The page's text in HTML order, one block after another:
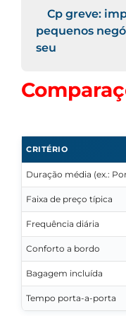
Cp greve:
pequenos
seu
CRITÉRIO
Duração média (ex.:
Faixa de preço típica
Frequência diária
Conforto a bordo
Bagagem incluída
Tempo porta-a-porta